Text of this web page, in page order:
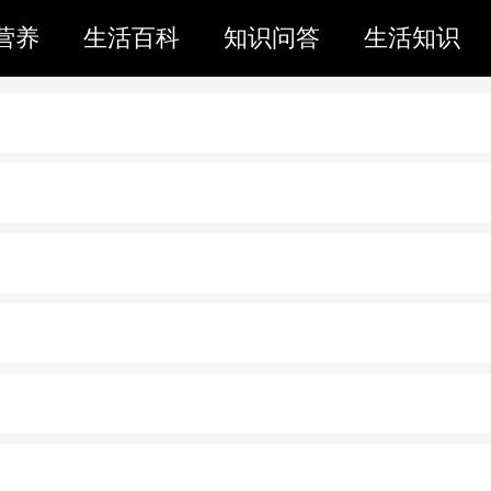
养 生活百科 知识问答 生活知识